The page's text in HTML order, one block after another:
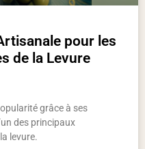
pour les
de la Levure
grâce à ses
des principaux
levure.